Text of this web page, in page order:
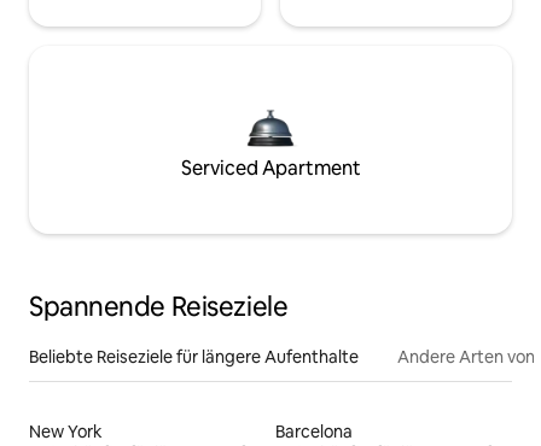
Serviced Apartment
Spannende Reiseziele
Beliebte Reiseziele für längere Aufenthalte Andere Arten
New York
Barcelona